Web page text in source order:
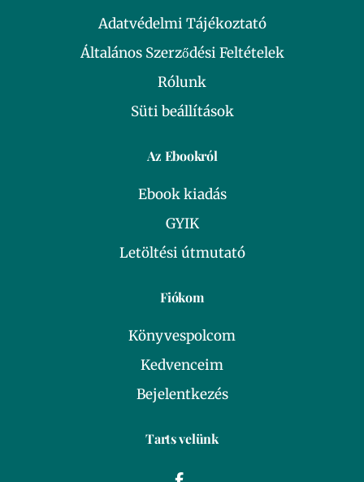
Adatvédelmi Tájékoztató
Általános Szerződési Feltételek
Rólunk
Süti beállítások
Az Ebookról
Ebook kiadás
GYIK
Letöltési útmutató
Fiókom
Könyvespolcom
Kedvenceim
Bejelentkezés
Tarts velünk